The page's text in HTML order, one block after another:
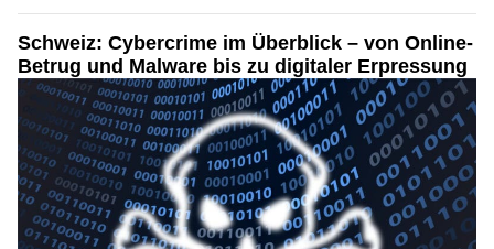
Schweiz: Cybercrime im Überblick – von Online-
Betrug und Malware bis zu digitaler Erpressung